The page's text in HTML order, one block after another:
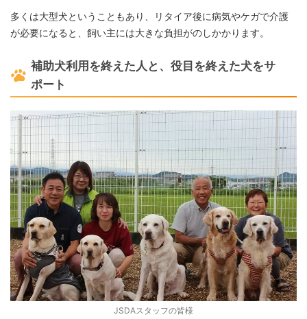
多くは大型犬ということもあり、リタイア後に病気やケガで介護
が必要になると、飼い主には大きな負担がのしかかります。
補助犬利用を終えた人と、役目を終えた犬をサ
ポート
JSDAスタッフの皆様